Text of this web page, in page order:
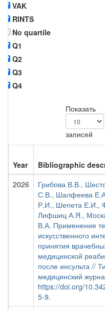
VAK
RINTS
No quartile
Q1
Q2
Q3
Q4
Показать
записей
Year Bibliographic
2026
Грибова В.В.,
С.В., Шалфеева
Р.И., Шепета Е.И.,
Лифшиц А.Я.,
В.А. Применение
искусственного
принятия
медицинской
после инсульта //
медицинский
https://doi.org/
5-9.